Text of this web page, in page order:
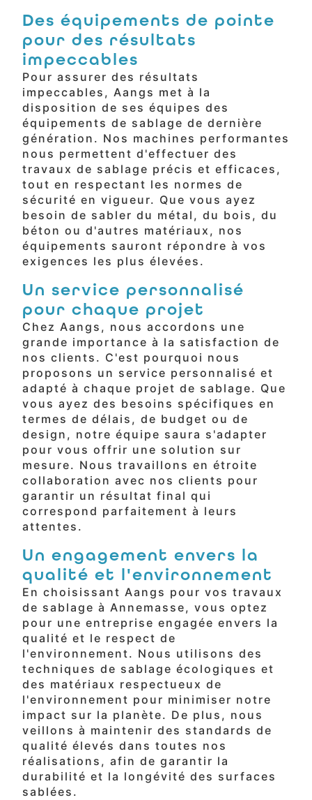
Des équipements de pointe
pour des résultats
impeccables
Pour assurer des résultats
impeccables, Aangs met à la
disposition de ses équipes des
équipements de sablage de dernière
génération. Nos machines performantes
nous permettent d'effectuer des
travaux de sablage précis et efficaces,
tout en respectant les normes de
sécurité en vigueur. Que vous ayez
besoin de sabler du métal, du bois, du
béton ou d'autres matériaux, nos
équipements sauront répondre à vos
exigences les plus élevées.
Un service personnalisé
pour chaque projet
Chez Aangs, nous accordons une
grande importance à la satisfaction de
nos clients. C'est pourquoi nous
proposons un service personnalisé et
adapté à chaque projet de sablage. Que
vous ayez des besoins spécifiques en
termes de délais, de budget ou de
design, notre équipe saura s'adapter
pour vous offrir une solution sur
mesure. Nous travaillons en étroite
collaboration avec nos clients pour
garantir un résultat final qui
correspond parfaitement à leurs
attentes.
Un engagement envers la
qualité et l'environnement
En choisissant Aangs pour vos travaux
de sablage à Annemasse, vous optez
pour une entreprise engagée envers la
qualité et le respect de
l'environnement. Nous utilisons des
techniques de sablage écologiques et
des matériaux respectueux de
l'environnement pour minimiser notre
impact sur la planète. De plus, nous
veillons à maintenir des standards de
qualité élevés dans toutes nos
réalisations, afin de garantir la
durabilité et la longévité des surfaces
sablées.